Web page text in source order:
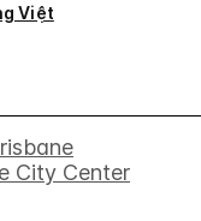
Việt
City Center